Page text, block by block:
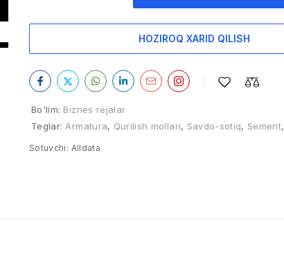
HOZIROQ XARID QILISH
Bo'lim: Biznes rejalar
Teglar: Armatura, Qurilish mollari, Savdo-sotiq, Sement,
Sotuvchi: Alldata